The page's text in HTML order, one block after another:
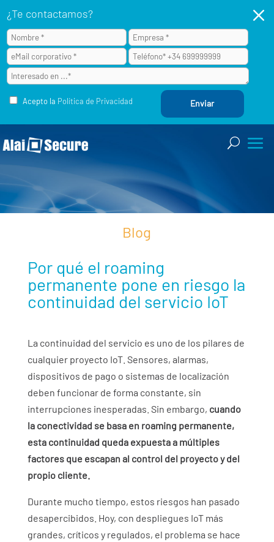
¿Te contactamos?
Acepto la Política de Privacidad
M
Blog
Por qué el roaming
permanente pone en riesgo la
continuidad del servicio IoT
La continuidad del servicio es uno de los pilares de
cualquier proyecto IoT. Sensores, alarmas,
dispositivos de pago o sistemas de localización
deben funcionar de forma constante, sin
interrupciones inesperadas. Sin embargo, cuando
la conectividad se basa en roaming permanente,
esta continuidad queda expuesta a múltiples
factores que escapan al control del proyecto y del
propio cliente.
Durante mucho tiempo, estos riesgos han pasado
desapercibidos. Hoy, con despliegues IoT más
grandes, críticos y regulados, el problema se hace